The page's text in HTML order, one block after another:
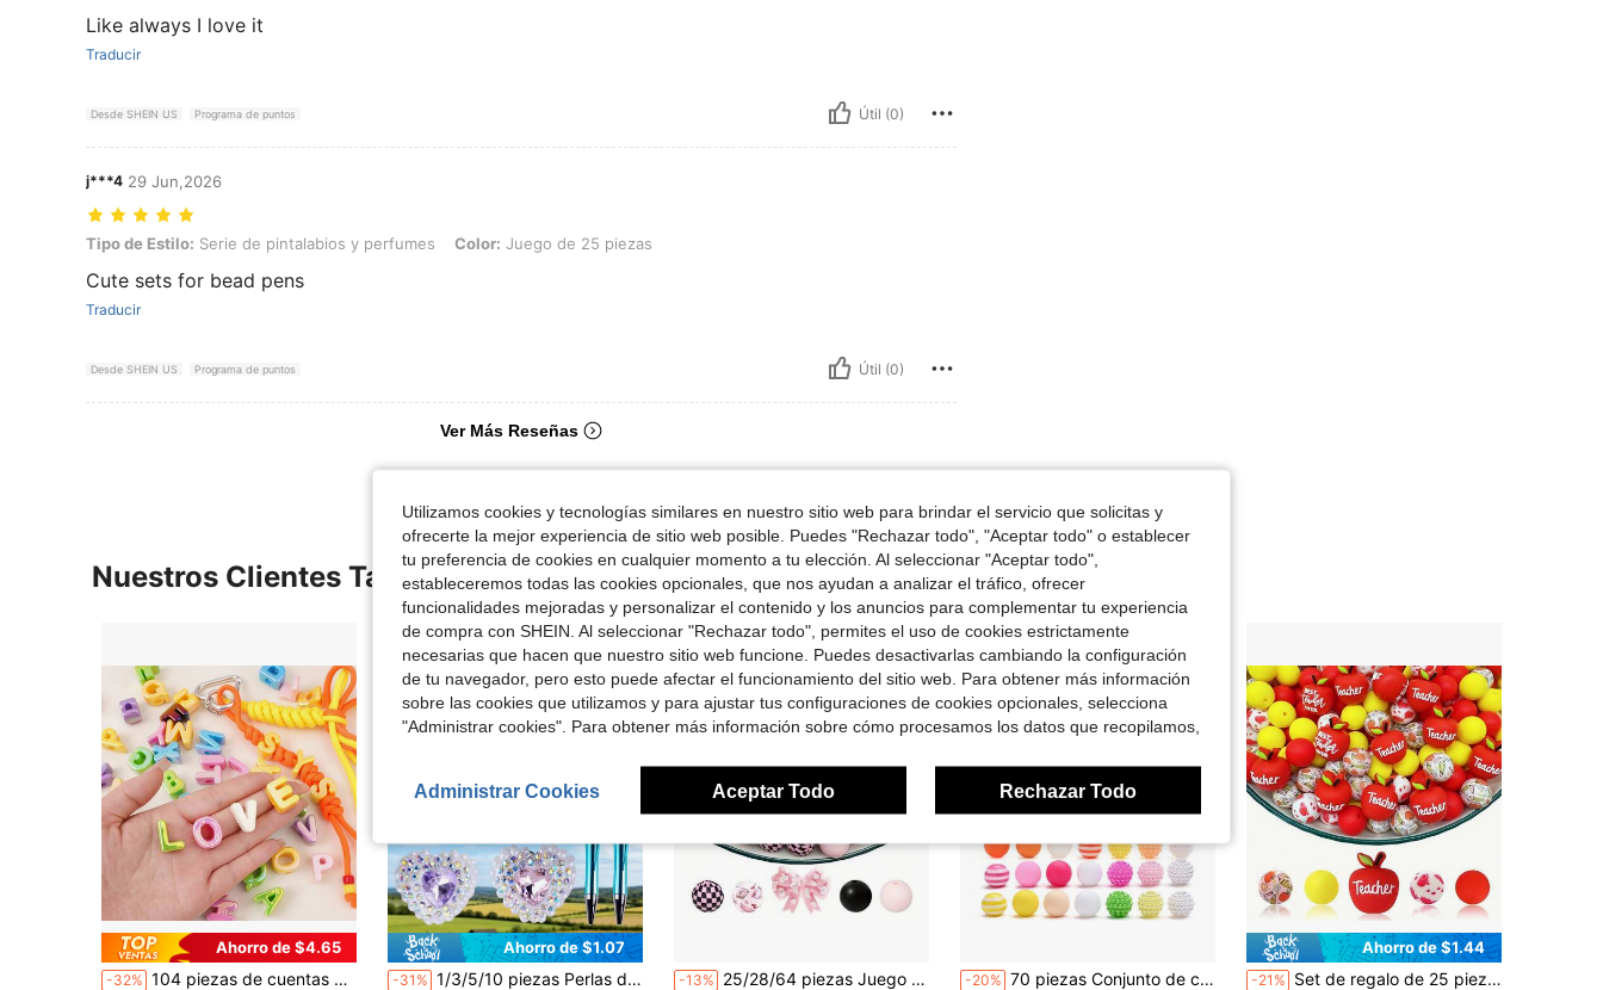
Like always I love it
Traducir
Desde SHEIN US Programa de puntos Útil (0)
j***4 29 Jun,2026
Tipo de Estilo: Serie de pintalabios y perfumes, Color: Juego de 25 piezas
Tipo de Estilo: Serie de pintalabios y perfumes Color: Juego de 25 piezas
Cute sets for bead pens
Traducir
Desde SHEIN US Programa de puntos Útil (0)
Ver Más Reseñas
Nuestros Clientes También Vieron
Ahorro de $4.65
-32% 104 piezas de cuentas acrílicas de colores del arcoíris, cuentas decorativas multicolor con cuentas de letras mezcladas al azar, adecuadas para la fabricación de joyas DIY, cadenas de teléfono, llaveros, clips para zapatos, decoraciones de bolsos, accesorios para pulseras, collares y aretes
Ahorro de $1.07
-31% 1/3/5/10 piezas Perlas de arcilla suave en forma de corazón de cristal para hacer joyas, decorar bolígrafos, manualidades DIY, llaveros -13% 25/28/64 piezas Juego de cuentas de silicona con lunares ondulados y lazos - Perfecto para llaveros DIY, pulseras y accesorios de bolígrafos | Múltiples colores y patrones, accesorios para llaveros | Cuentas de superficie lisa - Cuentas y combinaciones de cuentas
#1 Más vendidos
-20% 70 piezas Conjunto de cuentas de silicona y acrílico con degradado de color, naranja/rosa/rojo/azul/morado, adecuado para decoración del hogar, cortinas de cuentas DIY, joyería, pulseras, collares, encantos de teléfono, accesorios de bolso, manualidades creativas, regalos para seres queridos
Ahorro de $1.44
-21% Set de regalo de 25 piezas de 15mm de cuentas de silicona redondas, materiales DIY - día del maestro y regreso a la escuela, adecuado para bolígrafos, collares, llaveros, cumpleaños, días festivos, día del padre, día de la madre
Utilizamos cookies y tecnologías similares en nuestro sitio web para brindar el servicio que solicitas y
ofrecerte la mejor experiencia de sitio web posible. Puedes "Rechazar todo", "Aceptar todo" o establecer
tu preferencia de cookies en cualquier momento a tu elección. Al seleccionar "Aceptar todo",
estableceremos todas las cookies opcionales, que nos ayudan a analizar el tráfico, ofrecer
funcionalidades mejoradas y personalizar el contenido y los anuncios para complementar tu experiencia
de compra con SHEIN. Al seleccionar "Rechazar todo", permites el uso de cookies estrictamente
necesarias que hacen que nuestro sitio web funcione. Puedes desactivarlas cambiando la configuración
de tu navegador, pero esto puede afectar el funcionamiento del sitio web. Para obtener más información
sobre las cookies que utilizamos y para ajustar tus configuraciones de cookies opcionales, selecciona
"Administrar cookies". Para obtener más información sobre cómo procesamos los datos que recopilamos,
Administrar Cookies Aceptar Todo Rechazar Todo